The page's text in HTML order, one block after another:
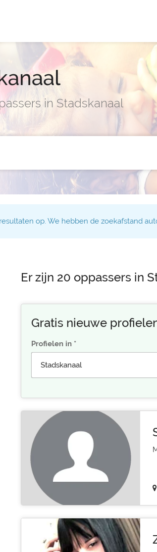
in Stadskanaal
op. We hebben de zoekafstand
Er zijn 20 oppassers in
Gratis nieuwe
Profielen in